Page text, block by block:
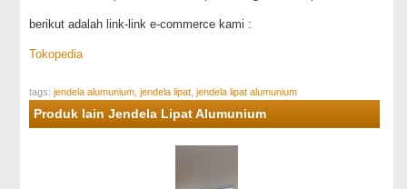
berikut adalah link-link e-commerce kami :
Tokopedia
tags:jendela alumunium ,jendela lipat ,jendela lipat alumunium
Produk lain Jendela Lipat Alumunium